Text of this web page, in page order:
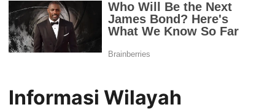
Informasi Wilayah